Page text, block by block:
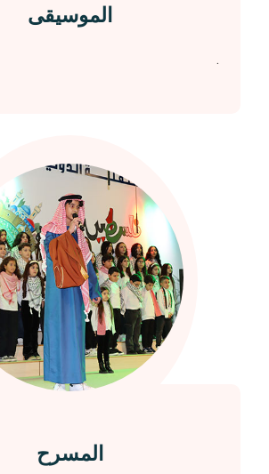
الموسيقى
.
المسرح